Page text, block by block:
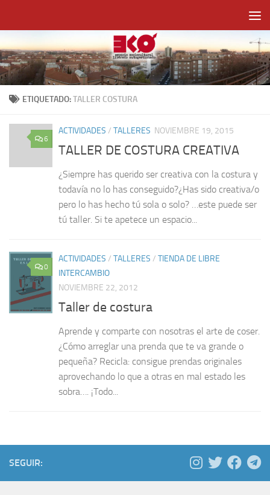
ETIQUETADO:TALLER COSTURA
6
ACTIVIDADES / TALLERES NOVIEMBRE 19, 2015
TALLER DE COSTURA CREATIVA
¿Siempre has querido ser creativa con la costura y
todavía no lo has conseguido?¿Has sido creativa/o
pero lo has hecho tú sola o solo? …este puede ser
tú taller. Si te apetece un espacio...
0
ACTIVIDADES / TALLERES / TIENDA DE LIBRE
INTERCAMBIO
NOVIEMBRE 22, 2012
Taller de costura
Aprende y comparte con nosotras el arte de coser.
¿Cómo arreglar una prenda que te va grande o
pequeña? Recicla: consigue prendas originales
aprovechando lo que a otras en mal estado les
sobra…. ¡Todo...
SEGUIR: